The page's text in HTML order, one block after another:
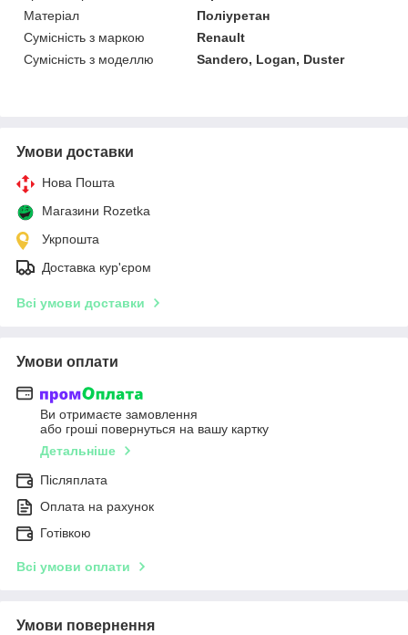
Матеріал
Поліуретан
Сумісність з маркою
Renault
Сумісність з моделлю
Sandero, Logan, Duster
Умови доставки
Нова Пошта
Магазини Rozetka
Укрпошта
Доставка кур'єром
Всі умови доставки
Умови оплати
Ви отримаєте замовлення
або гроші повернуться на вашу картку
Детальніше
Післяплата
Оплата на рахунок
Готівкою
Всі умови оплати
Умови повернення